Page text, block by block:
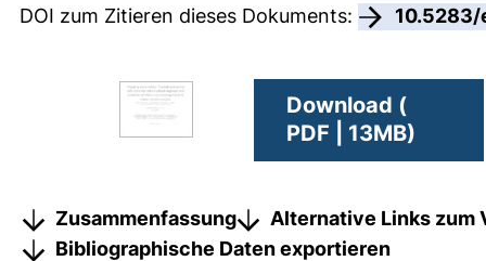
DOI zum Zitieren dieses Dokuments:
10.5283/
Download (
PDF | 13MB)
Zusammenfassung
Alternative Links zum
Bibliographische Daten exportieren